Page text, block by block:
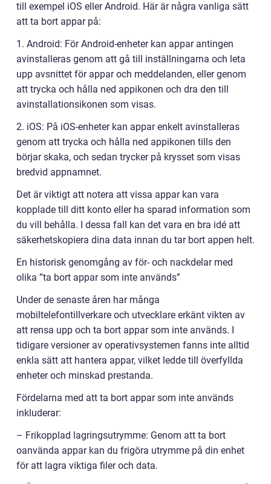
till exempel iOS eller Android. Här är några vanliga sätt
att ta bort appar på:
1. Android: För Android-enheter kan appar antingen
avinstalleras genom att gå till inställningarna och leta
upp avsnittet för appar och meddelanden, eller genom
att trycka och hålla ned appikonen och dra den till
avinstallationsikonen som visas.
2. iOS: På iOS-enheter kan appar enkelt avinstalleras
genom att trycka och hålla ned appikonen tills den
börjar skaka, och sedan trycker på krysset som visas
bredvid appnamnet.
Det är viktigt att notera att vissa appar kan vara
kopplade till ditt konto eller ha sparad information som
du vill behålla. I dessa fall kan det vara en bra idé att
säkerhetskopiera dina data innan du tar bort appen helt.
En historisk genomgång av för- och nackdelar med
olika ”ta bort appar som inte används”
Under de senaste åren har många
mobiltelefontillverkare och utvecklare erkänt vikten av
att rensa upp och ta bort appar som inte används. I
tidigare versioner av operativsystemen fanns inte alltid
enkla sätt att hantera appar, vilket ledde till överfyllda
enheter och minskad prestanda.
Fördelarna med att ta bort appar som inte används
inkluderar:
– Frikopplad lagringsutrymme: Genom att ta bort
oanvända appar kan du frigöra utrymme på din enhet
för att lagra viktiga filer och data.